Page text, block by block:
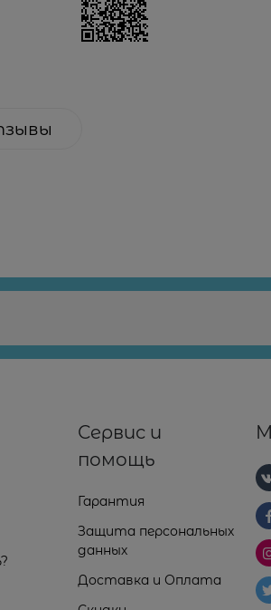
Сервис и
помощь
Гарантия
Защита персональных
данных
Доставка и Оплата